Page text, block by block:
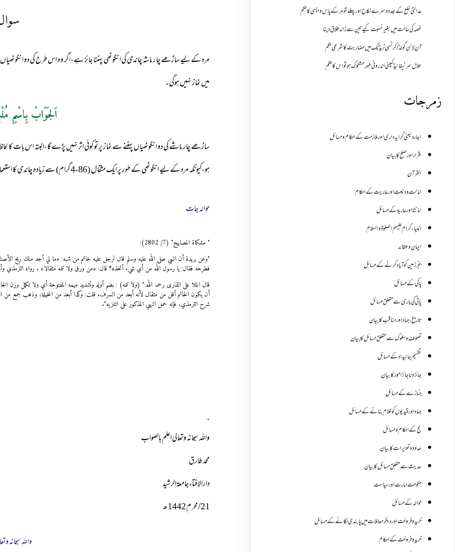
مرد کے لیے ساڑھے چار ماشہ چاندی کی انگوٹھی پہننا جائز ہے،اگر وہ اس طرح کی دو
میں نماز نہیں ہوگی۔
اَلجَوَابْ بِاسْمِ
ہو،کیونکہ مرد کے لیے انگوٹھی کے طور پر ایک مثقال (86ء4گرام) سے زیادہ چاندی کا استعمال مناسب نہیں۔
حوالہ جات
" مشكاة المصابيح" (7/ 2802):
"وعن بريدة أن النبي صلى الله عليه وسلم قال لرجل عليه خاتم من شبه: «ما لي أجد منك ريح
فطرحه فقال: يا رسول الله من أي شيء أتخذه؟ قال: «من ورق ولا تتمه مثقالا» . رواه الترمذي
قال الملا علی القاری رحمہ اللہ:" (ولا تتمه) : بضم أوله وتشديد ميمه المفتوحة أي ولا تكمل وزن
أن يكون الخاتم أقل من مثقال لأنه أبعد من السرف. قلت: وكذا أبعد من المخيلة، وذهب جمع من
شرح الترمذي، فإنه حمل النهي المذكور على التنزيه".
۔
واللہ سبحانہ وتعالی اعلم بالصواب
محمد طارق
دارالافتاءجامعۃالرشید
21
/محرم 1442ھ
واللہ سبحانہ
عدالتی خلع کے بعد دوسرے نکاح اور پہلے شوہر کے پاس واپسی کا حکم
غصہ کی حالت میں بغیر نسبت کیے تین سے زائد طلاق دینا
آن لائن گولڈ /کرنسی ٹریڈنگ میں مضاربت کا شرعی حکم
حلال سرٹیفائیڈ کمپنی اندرونی طور مشکوک ہو تو اس کا حکم
زمرجات
اجارہ یعنی کرایہ داری اور ملازمت کے احکام و مسائل
اقرار اور صلح کا بیان
القرآن
امانت ودیعت اورعاریت کے احکام
امانتا اور عاریة کے مسائل
انبیاء کرام علیہم الصلوۃ والسلام
ایمان وعقائد
بنجر زمین کو آباد کرنے کے مسائل
پاکی کے مسائل
پانی کی باری سے متعلق مسائل
تاریخ،جہاد اور مناقب کا بیان
تصوف و سلوک سے متعلق مسائل کا بیان
تقسیم جائیداد کے مسائل
جائز و ناجائزامور کا بیان
جنازے کےمسائل
جہاد اور قیدیوں کو غلام بنانے کے مسائل
حج کے احکام ومسائل
حدود و تعزیرات کا بیان
حدیث سے متعلق مسائل کا بیان
حکومت امارت اور سیاست
حوالہ کے مسائل
خرید و فروخت اور دیگر معاملات میں پابندی لگانے کے مسائل
خرید و فروخت کے احکام